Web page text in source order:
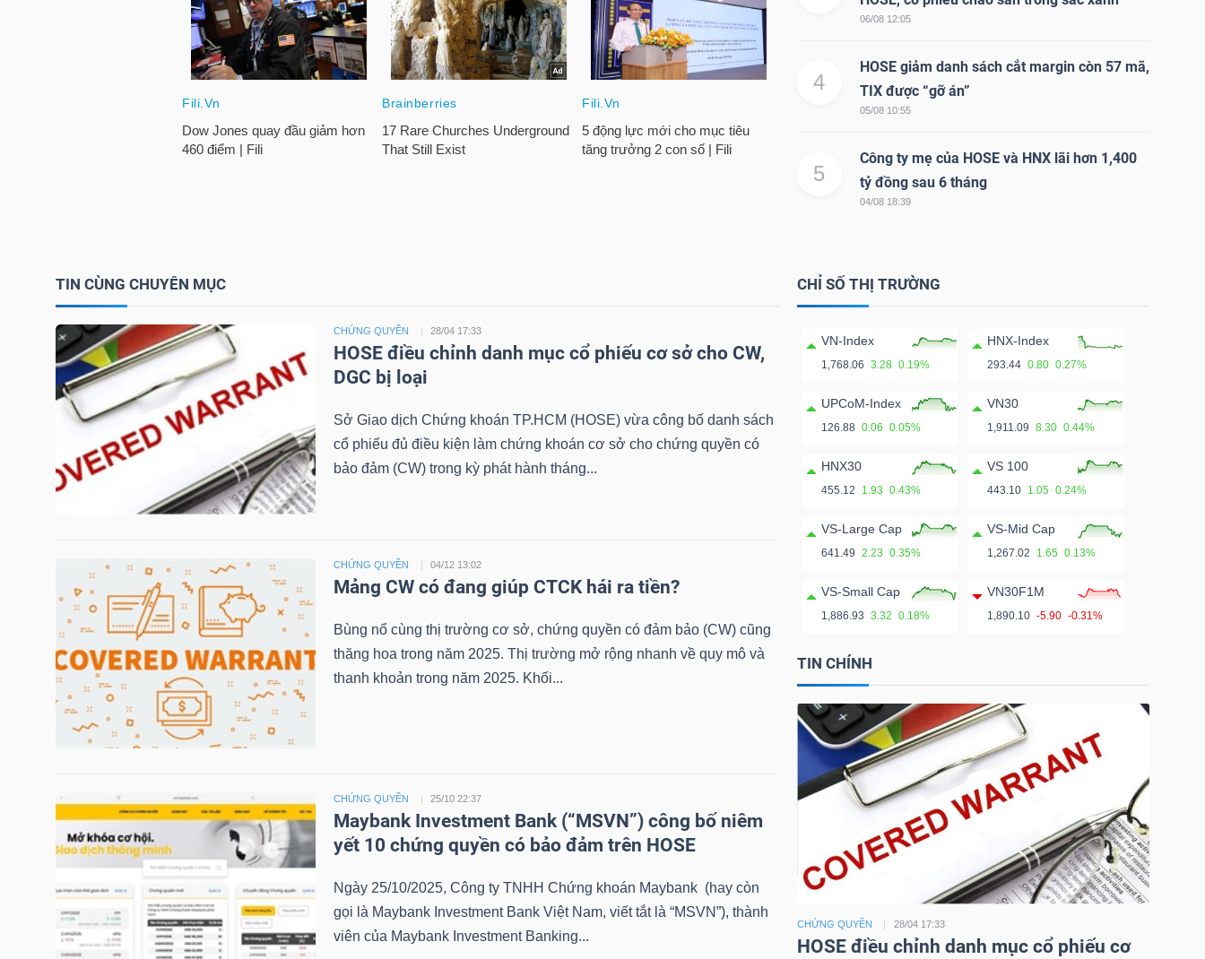
06/08 12:05
4
HOSE giảm danh sách cắt margin còn 57 mã,
TIX được “gỡ án”
05/08 10:55
5
Công ty mẹ của HOSE và HNX lãi hơn 1,400
tỷ đồng sau 6 tháng
04/08 18:39
TIN CÙNG CHUYÊN MỤC
CHỨNG QUYỀN 28/04 17:33
HOSE điều chỉnh danh mục cổ phiếu cơ sở cho CW,
DGC bị loại
Sở Giao dịch Chứng khoán TP.HCM (HOSE) vừa công bố danh sách
cổ phiếu đủ điều kiện làm chứng khoán cơ sở cho chứng quyền có
bảo đảm (CW) trong kỳ phát hành tháng...
CHỨNG QUYỀN 04/12 13:02
Mảng CW có đang giúp CTCK hái ra tiền?
Bùng nổ cùng thị trường cơ sở, chứng quyền có đảm bảo (CW) cũng
thăng hoa trong năm 2025. Thị trường mở rộng nhanh về quy mô và
thanh khoản trong năm 2025. Khối...
CHỨNG QUYỀN 25/10 22:37
Maybank Investment Bank (“MSVN”) công bố niêm
yết 10 chứng quyền có bảo đảm trên HOSE
Ngày 25/10/2025, Công ty TNHH Chứng khoán Maybank (hay còn
gọi là Maybank Investment Bank Việt Nam, viết tắt là “MSVN”), thành
viên của Maybank Investment Banking...
CHỈ SỐ THỊ TRƯỜNG
VN-Index
1,768.06 3.28 0.19%
HNX-Index
293.44 0.80 0.27%
UPCoM-Index
126.88 0.06 0.05%
VN30
1,911.09 8.30 0.44%
HNX30
455.12 1.93 0.43%
VS 100
443.10 1.05 0.24%
VS-Large Cap
641.49 2.23 0.35%
VS-Mid Cap
1,267.02 1.65 0.13%
VS-Small Cap
1,886.93 3.32 0.18%
VN30F1M
1,890.10 -5.90 -0.31%
TIN CHÍNH
CHỨNG QUYỀN 28/04 17:33
HOSE điều chỉnh danh mục cổ phiếu cơ
NGÀNH
PHIẾU
PHIẾU